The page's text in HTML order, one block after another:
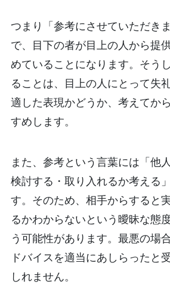
つまり「参考にさせていただき
で、目下の者が目上の人から提
めていることになります。そう
ることは、目上の人にとって失
適した表現かどうか、考えてか
すめします。
また、参考という言葉には「他
検討する・取り入れるか考える
す。そのため、相手からすると
るかわからないという曖昧な態
う可能性があります。最悪の場
ドバイスを適当にあしらったと
しれません。